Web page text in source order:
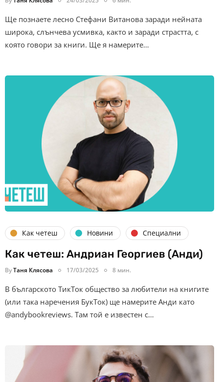
Ще познаете лесно Стефани Витанова заради нейната
широка, слънчева усмивка, както и заради страстта, с
която говори за книги. Ще я намерите…
Как четеш Новини Специални
Как четеш: Андриан Георгиев (Анди)
ByТаня Клясова 17/03/2025 8 мин.
В българското ТикТок общество за любители на книгите
(или така наречения БукТок) ще намерите Анди като
@andybookreviews. Там той е известен с…